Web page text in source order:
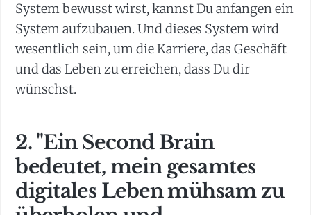
System bewusst wirst, kannst Du anfangen ein
System aufzubauen. Und dieses System wird
wesentlich sein, um die Karriere, das Geschäft
und das Leben zu erreichen, dass Du dir
wünschst.
2. "Ein Second Brain
bedeutet, mein gesamtes
digitales Leben mühsam zu